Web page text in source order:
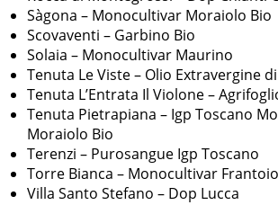
Sàgona – Monocultivar Moraiolo Bio
Scovaventi – Garbino Bio
Solaia – Monocultivar Maurino
Tenuta Le Viste – Olio Extravergine
Tenuta L’Entrata Il Violone –
Tenuta Pietrapiana – Igp Toscano
Moraiolo Bio
Terenzi – Purosangue Igp Toscano
Torre Bianca – Monocultivar
Villa Santo Stefano – Dop Lucca